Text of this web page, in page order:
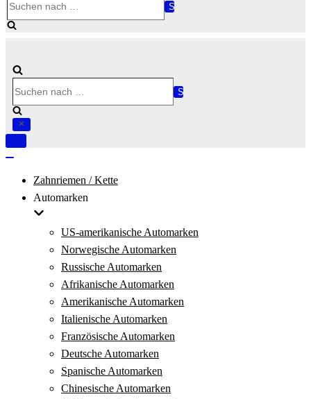
nach …
nach …
Navigation
Zahnriemen / Kette
Automarken
US-amerikanische Automarken
Norwegische Automarken
Russische Automarken
Afrikanische Automarken
Amerikanische Automarken
Italienische Automarken
Französische Automarken
Deutsche Automarken
Spanische Automarken
Chinesische Automarken